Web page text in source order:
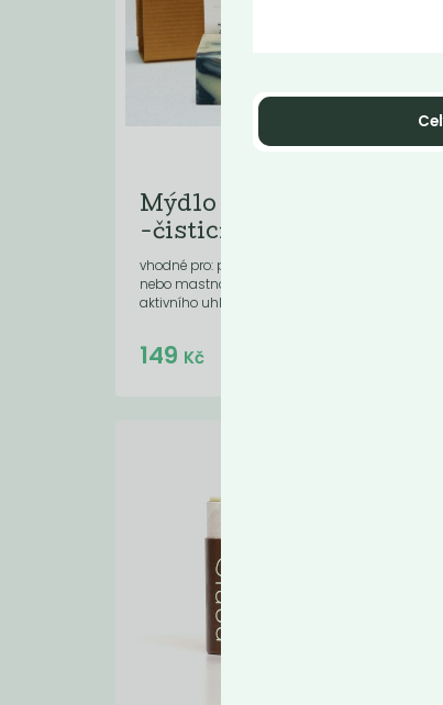
Mýdlo Difera
-čisticí s...
vhodné pro: problematickou, aknózní
nebo mastnou pleť (díky obsahu
aktivního uhlí a...
Do košíku:
149 Kč